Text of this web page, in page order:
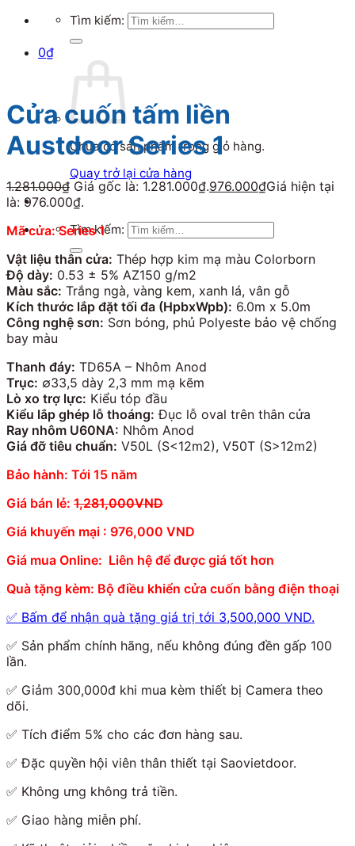
Tìm kiếm:
0₫
Chưa có sản phẩm trong giỏ hàng.
Quay trở lại cửa hàng
Tìm kiếm:
Cửa cuốn tấm liền
Austdoor Series 1
1.281.000₫ Giá gốc là: 1.281.000₫.976.000₫Giá hiện tại
là: 976.000₫.
Mã cửa: Series 1
Vật liệu thân cửa: Thép hợp kim mạ màu Colorborn
Độ dày: 0.53 ± 5% AZ150 g/m2
Màu sắc: Trắng ngà, vàng kem, xanh lá, vân gỗ
Kích thước lắp đặt tối đa (HpbxWpb): 6.0m x 5.0m
Công nghệ sơn: Sơn bóng, phủ Polyeste bảo vệ chống
bay màu
Thanh đáy: TD65A – Nhôm Anod
Trục: ∅33,5 dày 2,3 mm mạ kẽm
Lò xo trợ lực: Kiểu tóp đầu
Kiểu lắp ghép lỗ thoáng: Đục lỗ oval trên thân cửa
Ray nhôm U60NA: Nhôm Anod
Giá đỡ tiêu chuẩn: V50L (S<12m2), V50T (S>12m2)
Bảo hành: Tới 15 năm
Giá bán lẻ: 1,281,000VND
Giá khuyến mại : 976,000 VND
Giá mua Online: Liên hệ để được giá tốt hơn
Quà tặng kèm: Bộ điều khiển cửa cuốn bằng điện thoại
✅ Bấm để nhận quà tặng giá trị tới 3,500,000 VND.
✅ Sản phẩm chính hãng, nếu không đúng đền gấp 100
lần.
✅ Giảm 300,000đ khi mua kèm thiết bị Camera theo
dõi.
✅ Tích điểm 5% cho các đơn hàng sau.
✅ Đặc quyền hội viên thân thiết tại Saovietdoor.
✅ Không ưng không trả tiền.
✅ Giao hàng miễn phí.